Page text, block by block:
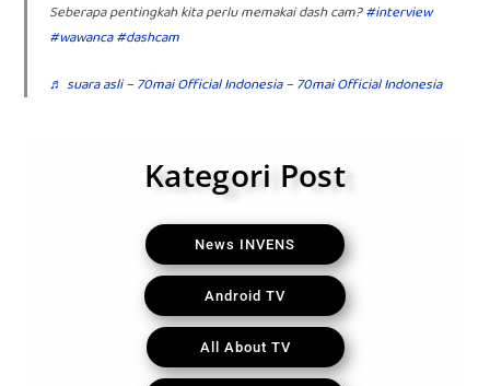
Seberapa pentingkah kita perlu memakai dash cam?#interview
#wawanca#dashcam
♬ suara asli – 70mai Official Indonesia – 70mai Official Indonesia
Kategori Post
News INVENS
Android TV
All About TV